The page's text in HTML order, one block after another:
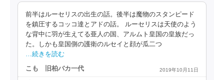
前半はルーセリスの出生の話。後半は魔物のスタンピード
を鎮圧するコッコ達とアドの話。 ルーセリスは天使のよう
な背中に羽が生えてる亜人の国、アルムト皇国の皇族だっ
た。しかも皇国側の護衛のルセイと顔が瓜二つ
…続きを読む
こも 旧柏バカ一代 2019年10月11日